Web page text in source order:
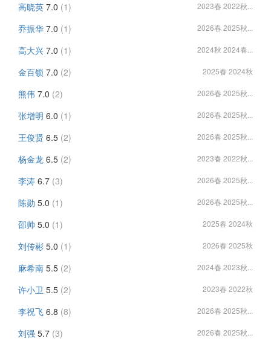
高晓英 7.0 (1) 2023春 2022秋...
乔振华 7.0 (1) 2026春 2025秋...
高大兴 7.0 (1) 2024秋 2024春...
金百锁 7.0 (2) 2025春 2024秋
熊伟 7.0 (2) 2026春 2025秋...
张增明 6.0 (1) 2026春 2025秋...
王俊贤 6.5 (2) 2026春 2025秋...
杨金龙 6.5 (2) 2023春 2022秋...
李涛 6.7 (3) 2026春 2025秋...
陈勋 5.0 (1) 2026春 2025秋...
邵帅 5.0 (1) 2025春 2024秋
刘传彬 5.0 (1) 2026春 2025秋
麻希南 5.5 (2) 2024春 2023秋...
许小卫 5.5 (2) 2023春 2022秋
李祝飞 6.8 (8) 2026春 2025秋...
刘强 5.7 (3) 2026春 2025秋...